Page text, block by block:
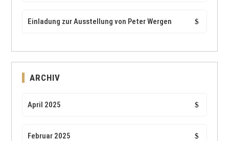
Einladung zur Ausstellung von Peter Wergen
ARCHIV
April 2025
Februar 2025